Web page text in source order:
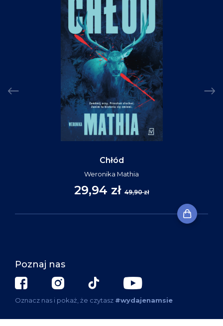
Chłód
Weronika Mathia
29,94 zł 49,90 zł
Poznaj nas
Oznacz nas i pokaż, że czytasz #wydajenamsie